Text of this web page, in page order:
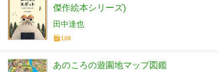
傑作絵本シリーズ)
田中達也
108
あのころの遊園地マップ図鑑